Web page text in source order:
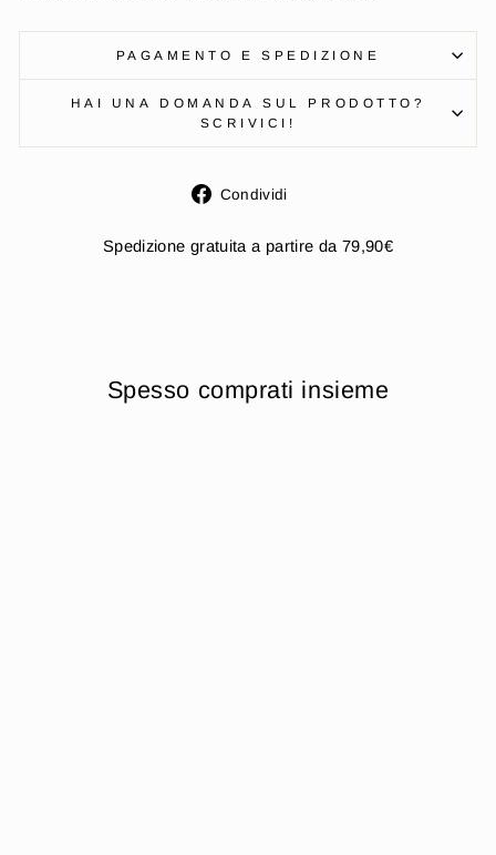
PAGAMENTO E SPEDIZIONE
HAI UNA DOMANDA SUL PRODOTTO?
SCRIVICI!
Condividi
Facebook
Spedizione gratuita a partire da 79,90€
Spesso comprati insieme